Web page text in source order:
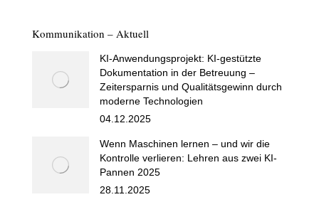
Kommunikation – Aktuell
KI-Anwendungsprojekt: KI-gestützte
Dokumentation in der Betreuung –
Zeitersparnis und Qualitätsgewinn durch
moderne Technologien
04.12.2025
Wenn Maschinen lernen – und wir die
Kontrolle verlieren: Lehren aus zwei KI-
Pannen 2025
28.11.2025